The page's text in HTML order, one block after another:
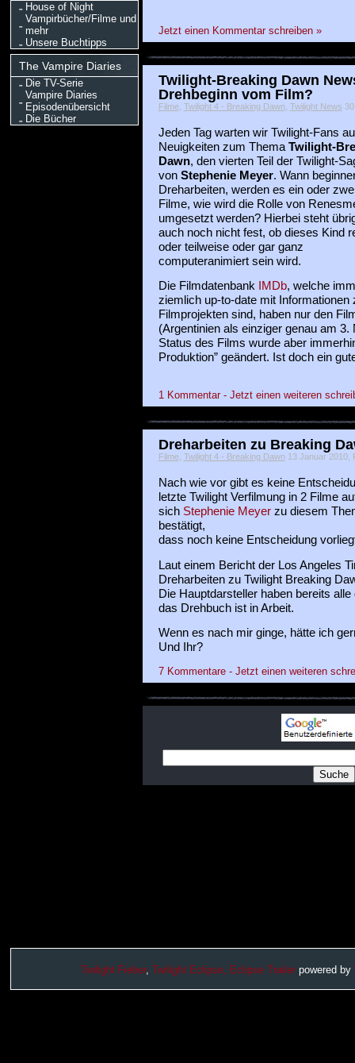
House of Night
Vampirbücher/Filme und
mehr
Unsere Buchtipps
The Vampire Diaries
Die TV-Serie
Vampire Diaries
Episodenübersicht
Die Bücher
Jetzt einen Kommentar schreiben »
Twilight-Breaking Dawn
Drehbeginn vom Film?
Filme, Twilight 4 - Breaking Dawn, Twilight News
Jeden Tag warten wir Twilight-Fans
Neuigkeiten zum Thema Twilight-
Dawn, den vierten Teil der Twilight-
von Stephenie Meyer. Wann
Dreharbeiten, werden es ein oder
Filme, wie wird die Rolle von
umgesetzt werden? Hierbei steht
auch noch nicht fest, ob dieses Kind
oder teilweise oder gar ganz
computeranimiert sein wird.
Die Filmdatenbank
IMDb, welche
ziemlich up-to-date mit Informationen
Filmprojekten sind, haben nur den
(Argentinien als einziger genau am
Status des Films wurde aber
Produktion” geändert. Ist doch ein
1 Kommentar - Jetzt einen weiteren
Dreharbeiten zu Breaking
Filme, Twilight 4 - Breaking Dawn13 Januar 2010,
Nach wie vor gibt es keine
letzte Twilight Verfilmung in 2 Filme
sichStephenie Meyerzu diesem
bestätigt,
dass noch keine Entscheidung
Laut einem Bericht der Los Angeles
Dreharbeiten zu Twilight Breaking
Die Hauptdarsteller haben bereits
das Drehbuch ist in Arbeit.
Wenn es nach mir ginge, hätte ich
Und Ihr?
7 Kommentare - Jetzt einen weiteren
Twilight Fieber, Twilight Eclipse, Eclipse Trailer powered by